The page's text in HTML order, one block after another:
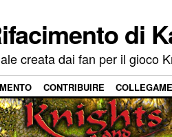
di
creata dai fan per il gioco
CONTRIBUIRE